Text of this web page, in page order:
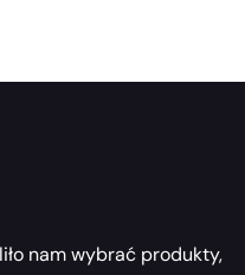
nam wybrać produkty,